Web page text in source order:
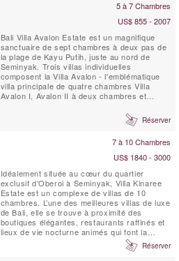
5 à 7 Chambres
US$ 855 - 2007
Bali Villa Avalon Estate est un magnifique
sanctuaire de sept chambres à deux pas de
la plage de Kayu Putih, juste au nord de
Seminyak. Trois villas individuelles
composent la Villa Avalon - l'emblématique
villa principale de quatre chambres Villa
Avalon I, Avalon II à deux chambres et
dans de magnifiques jardins paysagers avec
piscine privée.La villa est à seulement trois
Réserver
7 à 10 Chambres
US$ 1840 - 3000
Idéalement située au cœur du quartier
exclusif d’Oberoi à Seminyak, Villa Kinaree
Estate est un complexe de villas de 10
chambres. L’une des meilleures villas de luxe
de Bali, elle se trouve à proximité des
boutiques élégantes, restaurants raffinés et
lieux de vie nocturne animés qui font la
renommée de Seminyak, et à seulement
quelques minutes de marche de la plage.Réserver